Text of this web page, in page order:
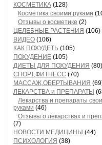
КОСМЕТИКА (128)
Косметика своими руками
Отзывы о косметике (2)
ЦЕЛЕБНЫЕ РАСТЕНИЯ (106)
ВИДЕО (106)
КАК ПОХУДЕТЬ (105)
ПОХУДЕНИЕ (105)
ДИЕТЫ ДЛЯ ПОХУДЕНИЯ (80)
СПОРТ,ФИТНЕСС (70)
МАССАЖ,ОБЕРТЫВАНИЯ
ЛЕКАРСТВА и ПРЕПАРАТЫ
Лекарства и препараты
руками (46)
Отзывы о лекарствах и
(7)
НОВОСТИ МЕДИЦИНЫ (44)
ПСИХОЛОГИЯ (38)